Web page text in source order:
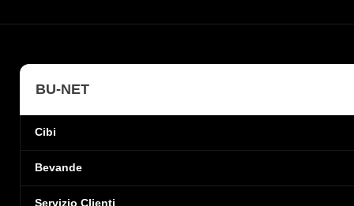
BU-NET
Cibi
Bevande
Servizio Clienti